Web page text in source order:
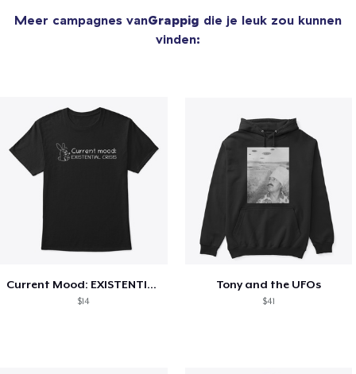
Meer campagnes vanGrappig die je leuk zou kunnen
vinden:
Current Mood: EXISTENTIAL CRISIS
$14
Tony and the UFOs
$41